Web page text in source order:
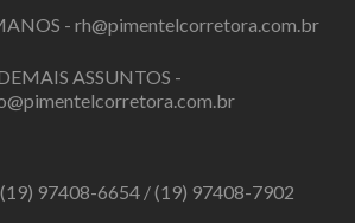
- rh@pimentelcorretora.com.br
ASSUNTOS -
(19) 97408-6654/(19) 97408-7902